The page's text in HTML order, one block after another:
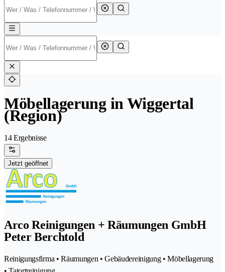
Möbellagerung in Wiggertal
(Region)
14 Ergebnisse
Jetzt geöffnet
Arco Reinigungen + Räumungen GmbH
Peter Berchtold
Reinigungsfirma • Räumungen • Gebäudereinigung • Möbellagerung